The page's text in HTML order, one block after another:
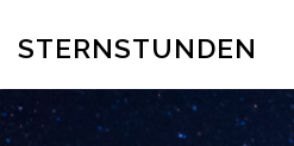
springen
STERNSTUNDEN
AUTOR EINBLICK INS BUCH